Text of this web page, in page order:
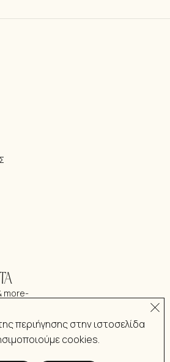
more-
περιήγησης στην ιστοσελίδα
cookies.